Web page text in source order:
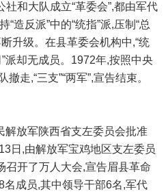
和大队成立“革委会”,都由军代
“造反派”中的“统指”派,压制“总
升级。在县革委会机构中,“统
派却无成员。1972年,按照中央
走,“三支”“两军”,宣告结束。
放军陕西省支左委员会批准
日,由解放军宝鸡地区支左委员
召开了万人大会,宣告眉县革命
成员,其中领导干部6名,军代